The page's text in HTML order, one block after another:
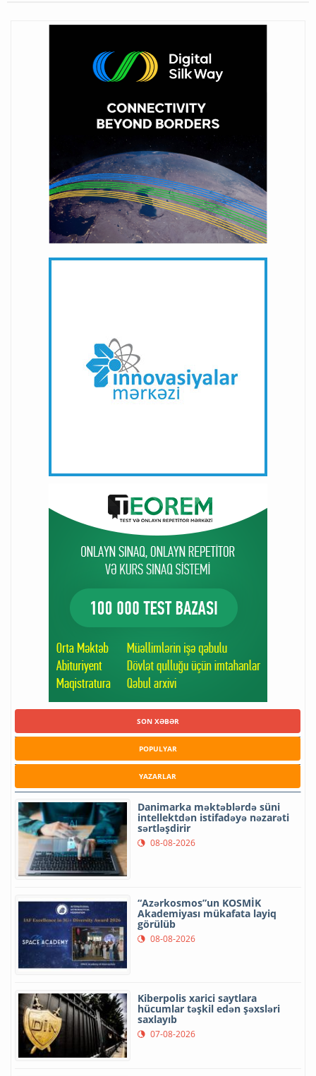
SON XƏBƏR
POPULYAR
YAZARLAR
Danimarka məktəblərdə süni
intellektdən istifadəyə nəzarəti
sərtləşdirir
08-08-2026
“Azərkosmos”un KOSMİK
Akademiyası mükafata layiq
görülüb
08-08-2026
Kiberpolis xarici saytlara
hücumlar təşkil edən şəxsləri
saxlayıb
07-08-2026